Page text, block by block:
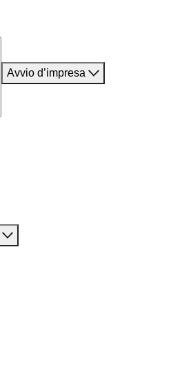
Avvio d’impresa